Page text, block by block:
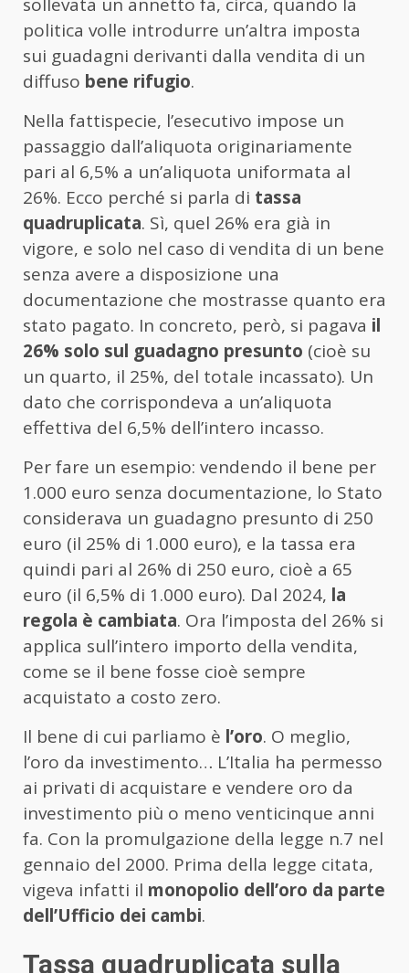
sollevata un annetto fa, circa, quando la
politica volle introdurre un’altra imposta
sui guadagni derivanti dalla vendita di un
diffuso bene rifugio.
Nella fattispecie, l’esecutivo impose un
passaggio dall’aliquota originariamente
pari al 6,5% a un’aliquota uniformata al
26%. Ecco perché si parla di tassa
quadruplicata. Sì, quel 26% era già in
vigore, e solo nel caso di vendita di un bene
senza avere a disposizione una
documentazione che mostrasse quanto era
stato pagato. In concreto, però, si pagava il
26% solo sul guadagno presunto (cioè su
un quarto, il 25%, del totale incassato). Un
dato che corrispondeva a un’aliquota
effettiva del 6,5% dell’intero incasso.
Per fare un esempio: vendendo il bene per
1.000 euro senza documentazione, lo Stato
considerava un guadagno presunto di 250
euro (il 25% di 1.000 euro), e la tassa era
quindi pari al 26% di 250 euro, cioè a 65
euro (il 6,5% di 1.000 euro). Dal 2024, la
regola è cambiata. Ora l’imposta del 26% si
applica sull’intero importo della vendita,
come se il bene fosse cioè sempre
acquistato a costo zero.
Il bene di cui parliamo è l’oro. O meglio,
l’oro da investimento… L’Italia ha permesso
ai privati di acquistare e vendere oro da
investimento più o meno venticinque anni
fa. Con la promulgazione della legge n.7 nel
gennaio del 2000. Prima della legge citata,
vigeva infatti il monopolio dell’oro da parte
dell’Ufficio dei cambi.
Tassa quadruplicata sulla